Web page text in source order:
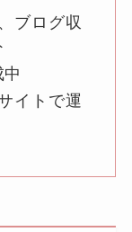
ブログ収
イトで運